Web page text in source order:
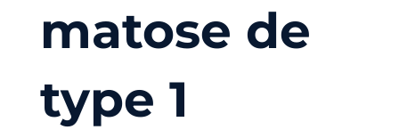
matose de
type 1